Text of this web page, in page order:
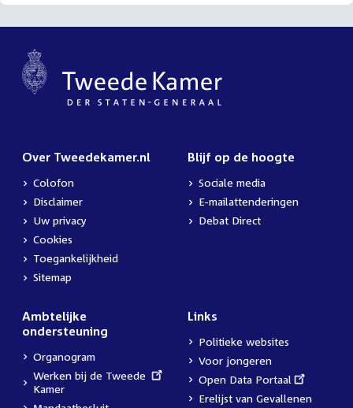
Over Tweedekamer.nl
Colofon
Disclaimer
Uw privacy
Cookies
Toegankelijkheid
Sitemap
Blijf op de hoogte
Sociale media
E-mailattenderingen
Debat Direct
Ambtelijke
ondersteuning
Organogram
External
link:
Werken bij de Tweede
Kamer
Links
Politieke websites
Voor jongeren
External
link:
Open Data Portaal
Erelijst van Gevallenen